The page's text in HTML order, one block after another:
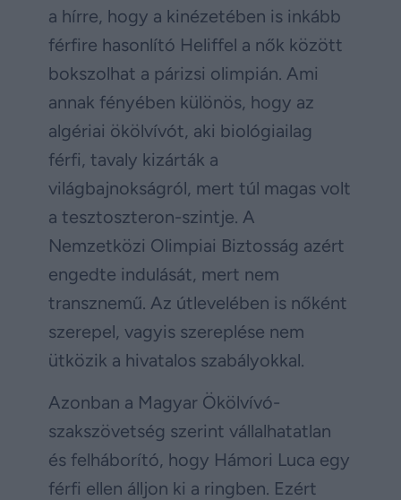
a hírre, hogy a kinézetében is inkább
férfire hasonlító Heliffel a nők között
bokszolhat a párizsi olimpián. Ami
annak fényében különös, hogy az
algériai ökölvívót, aki biológiailag
férfi, tavaly kizárták a
világbajnokságról, mert túl magas volt
a tesztoszteron-szintje. A
Nemzetközi Olimpiai Biztosság azért
engedte indulását, mert nem
transznemű. Az útlevelében is nőként
szerepel, vagyis szereplése nem
ütközik a hivatalos szabályokkal.
Azonban a Magyar Ökölvívó-
szakszövetség szerint vállalhatatlan
és felháborító, hogy Hámori Luca egy
férfi ellen álljon ki a ringben. Ezért